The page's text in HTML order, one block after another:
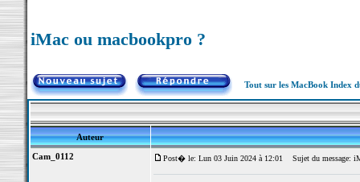
iMac ou macbookpro ?
Tout sur les MacBook Index
Auteur
Cam_0112
Post� le: Lun 03 Juin 2024 à 12:01 Sujet du message: